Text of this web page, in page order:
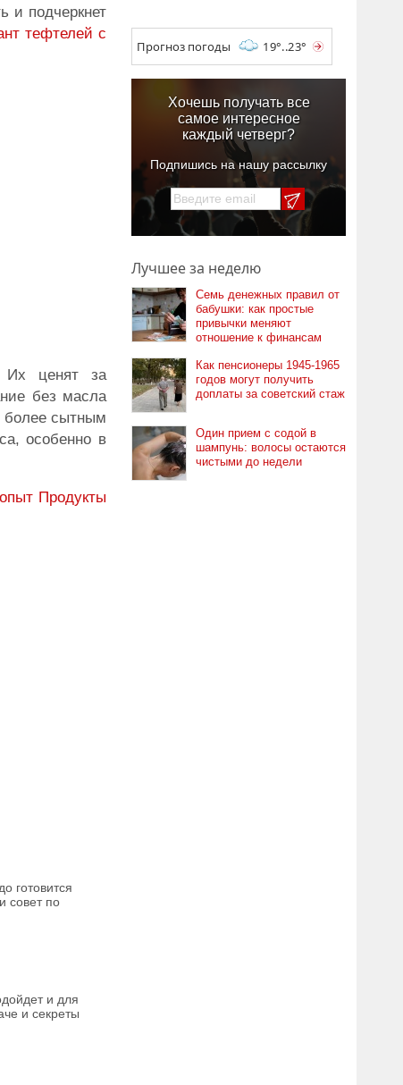
и подчеркнет
тефтелей с
Их ценят за
без масла
более сытным
особенно в
Продукты
готовится
совет по
и для
и секреты
Прогноз погоды 19°..23°
Хочешь получать все
самое интересное
каждый четверг?
Подпишись на нашу рассылку
Лучшее за неделю
Семь денежных правил от
бабушки: как простые
привычки меняют
отношение к финансам
Как пенсионеры 1945-1965
годов могут получить
доплаты за советский стаж
Один прием с содой в
шампунь: волосы остаются
чистыми до недели